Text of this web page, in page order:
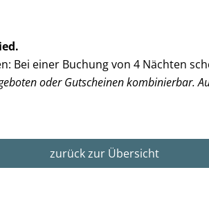
Bei einer Buchung von 4 Nächten
oder Gutscheinen kombinierbar.
zurück zur Übersicht